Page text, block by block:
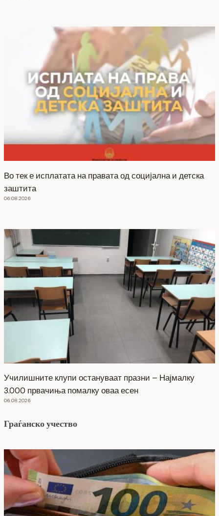
Во тек е исплатата на правата од социјална и детска
заштита
06.08.2026
Училишните клупи остануваат празни – Најмалку
3.000 првачиња помалку оваа есен
06.08.2026
Граѓанско учество